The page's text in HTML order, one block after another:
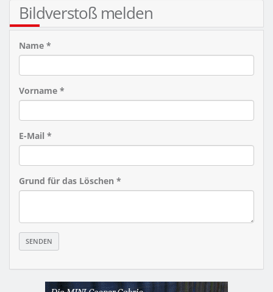
Bildverstoß melden
Name *
Vorname *
E-Mail *
Grund für das Löschen *